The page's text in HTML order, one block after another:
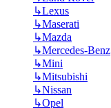
↳Lexus
↳Maserati
↳Mazda
↳Mercedes-Benz
↳Mini
↳Mitsubishi
↳Nissan
↳Opel